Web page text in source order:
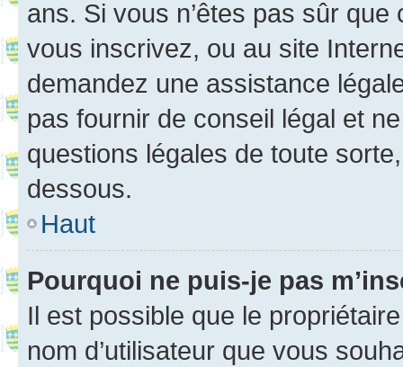
ans. Si vous n’êtes pas sûr
vous inscrivez, ou au site
demandez une assistance
pas fournir de conseil légal et
questions légales de toute
dessous.
Haut
Pourquoi ne puis-je pas
Il est possible que le
nom d’utilisateur que vous